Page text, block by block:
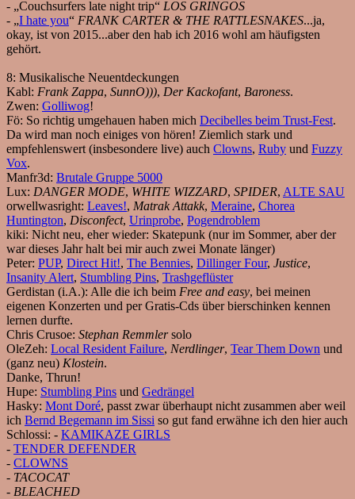
- „Couchsurfers late night trip“ LOS GRINGOS
- „I hate you“ FRANK CARTER & THE RATTLESNAKES...ja,
okay, ist von 2015...aber den hab ich 2016 wohl am häufigsten
gehört.
8: Musikalische Neuentdeckungen
Kabl: Frank Zappa, SunnO))), Der Kackofant, Baroness.
Zwen: Golliwog!
Fö: So richtig umgehauen haben mich Decibelles beim Trust-Fest.
Da wird man noch einiges von hören! Ziemlich stark und
empfehlenswert (insbesondere live) auch Clowns, Ruby und Fuzzy
Vox.
Manfr3d: Brutale Gruppe 5000
Lux: DANGER MODE, WHITE WIZZARD, SPIDER, ALTE SAU
orwellwasright: Leaves!, Matrak Attakk, Meraine, Chorea
Huntington, Disconfect, Urinprobe, Pogendroblem
kiki: Nicht neu, eher wieder: Skatepunk (nur im Sommer, aber der
war dieses Jahr halt bei mir auch zwei Monate länger)
Peter: PUP, Direct Hit!, The Bennies, Dillinger Four, Justice,
Insanity Alert, Stumbling Pins, Trashgeflüster
Gerdistan (i.A.): Alle die ich beim Free and easy, bei meinen
eigenen Konzerten und per Gratis-Cds über bierschinken kennen
lernen durfte.
Chris Crusoe: Stephan Remmlersolo
OleZeh: Local Resident Failure, Nerdlinger, Tear Them Down und
(ganz neu) Klostein.
Danke, Thrun!
Hupe: Stumbling Pins und Gedrängel
Hasky: Mont Doré, passt zwar überhaupt nicht zusammen aber weil
ich Bernd Begemann im Sissi so gut fand erwähne ich den hier auch
Schlossi: - KAMIKAZE GIRLS
- TENDER DEFENDER
- CLOWNS
- TACOCAT
- BLEACHED